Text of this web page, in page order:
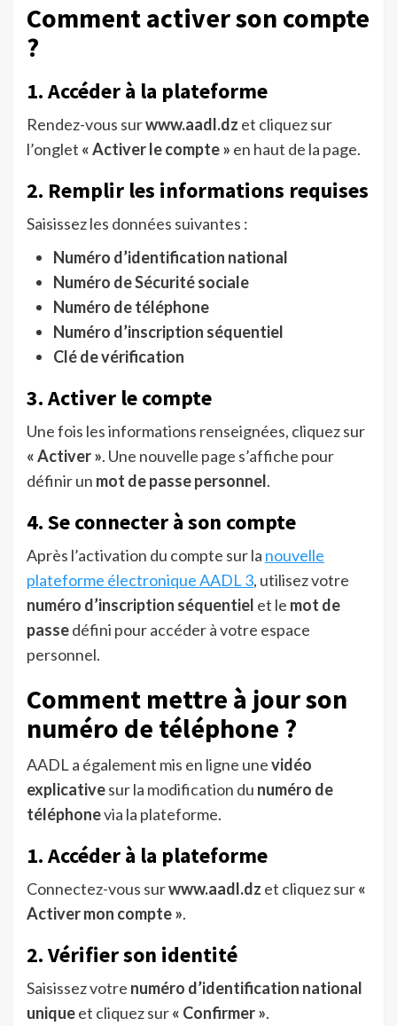
Comment activer son compte
?
1. Accéder à la plateforme
Rendez-vous surwww.aadl.dz et cliquez sur
l’onglet « Activer le compte » en haut de la page.
2. Remplir les informations requises
Saisissez les données suivantes :
Numéro d’identification national
Numéro de Sécurité sociale
Numéro de téléphone
Numéro d’inscription séquentiel
Clé de vérification
3. Activer le compte
Une fois les informations renseignées, cliquez sur
« Activer ». Une nouvelle page s’affiche pour
définir un mot de passe personnel.
4. Se connecter à son compte
Après l’activation du compte sur la nouvelle
plateforme électronique AADL 3, utilisez votre
numéro d’inscription séquentiel et le mot de
passedéfini pour accéder à votre espace
personnel.
Comment mettre à jour son
numéro de téléphone ?
AADL a également mis en ligne unevidéo
explicativesur la modification du numéro de
téléphonevia la plateforme.
1. Accéder à la plateforme
Connectez-vous surwww.aadl.dz et cliquez sur«
Activer mon compte ».
2. Vérifier son identité
Saisissez votre numéro d’identification national
uniqueet cliquez sur« Confirmer ».